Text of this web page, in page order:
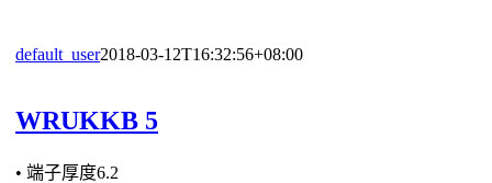
default_user2018-03-12T16:32:56+08:00
WRUKKB 5
• 端子厚度6.2